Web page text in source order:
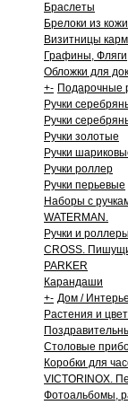
Браслеты
Брелоки из кожи
Визитницы
Графины,
Обложки для
+- Подарочные
Ручки
Ручки
Ручки золотые
Ручки
Ручки роллер
Ручки перьевые
Наборы с
WATERMAN.
Ручки и
CROSS.
PARKER
Карандаши
+- Дом /
Растения и
Столовые
Коробки для
VICTORINOX.
Фотоальбомы,